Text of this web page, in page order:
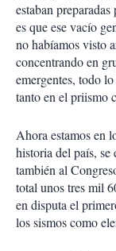
i
r
estaban
es que ese vacío
no habíamos visto
concentrando en
emergentes, todo
tanto en el priismo
Ahora estamos en
historia del país, se
también al
total unos tres mil
en disputa el
los sismos como